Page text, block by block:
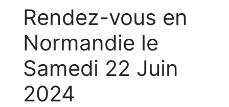
Rendez-vous en
Normandie le
Samedi 22 Juin
2024